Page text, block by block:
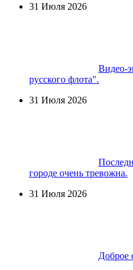
31 Июля 2026
Видео-
русского флота".
31 Июля 2026
городе очень тревожна.
31 Июля 2026
Доброе